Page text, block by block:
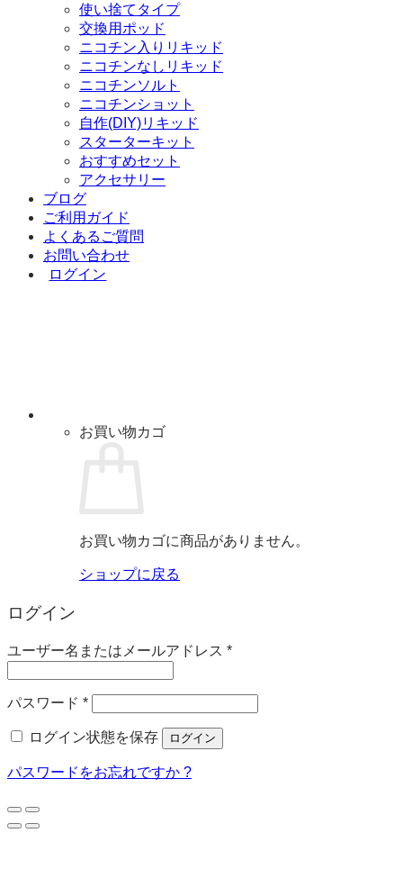
使い捨てタイプ
交換用ポッド
ニコチン入りリキッド
ニコチンなしリキッド
ニコチンソルト
ニコチンショット
自作(DIY)リキッド
スターターキット
おすすめセット
アクセサリー
ブログ
ご利用ガイド
よくあるご質問
お問い合わせ
ログイン
お買い物カゴ
お買い物カゴに商品がありません。
ショップに戻る
ログイン
ユーザー名またはメールアドレス *必
パスワード *必
ログイン状態を保存
ログイン
パスワードをお忘れですか ?